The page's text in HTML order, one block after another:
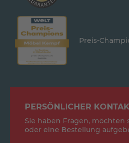
Preis-
PERSÖNLICHER
Sie haben Fragen, möchten
oder eine Bestellung